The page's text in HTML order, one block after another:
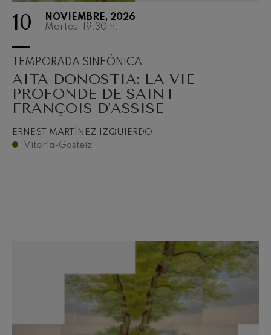
10
NOVIEMBRE, 2026
Martes, 19:30 h.
TEMPORADA SINFÓNICA
AITA DONOSTIA: LA VIE
PROFONDE DE SAINT
FRANÇOIS D'ASSISE
ERNEST MARTÍNEZ IZQUIERDO
Vitoria-Gasteiz